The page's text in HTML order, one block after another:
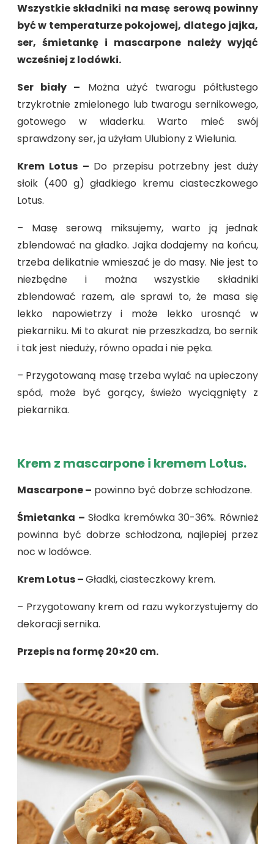
Wszystkie składniki na masę serową powinny
być w temperaturze pokojowej, dlatego jajka,
ser, śmietankę i mascarpone należy wyjąć
wcześniej z lodówki.
Ser biały – Można użyć twarogu półtłustego
trzykrotnie zmielonego lub twarogu sernikowego,
gotowego w wiaderku. Warto mieć swój
sprawdzony ser, ja użyłam Ulubiony z Wielunia.
Krem Lotus – Do przepisu potrzebny jest duży
słoik (400 g) gładkiego kremu ciasteczkowego
Lotus.
– Masę serową miksujemy, warto ją jednak
zblendować na gładko. Jajka dodajemy na końcu,
trzeba delikatnie wmieszać je do masy. Nie jest to
niezbędne i można wszystkie składniki
zblendować razem, ale sprawi to, że masa się
lekko napowietrzy i może lekko urosnąć w
piekarniku. Mi to akurat nie przeszkadza, bo sernik
i tak jest nieduży, równo opada i nie pęka.
– Przygotowaną masę trzeba wylać na upieczony
spód, może być gorący, świeżo wyciągnięty z
piekarnika.
Krem z mascarpone i kremem Lotus.
Mascarpone – powinno być dobrze schłodzone.
Śmietanka – Słodka kremówka 30-36%. Również
powinna być dobrze schłodzona, najlepiej przez
noc w lodówce.
Krem Lotus –Gładki, ciasteczkowy krem.
– Przygotowany krem od razu wykorzystujemy do
dekoracji sernika.
Przepis na formę 20×20 cm.